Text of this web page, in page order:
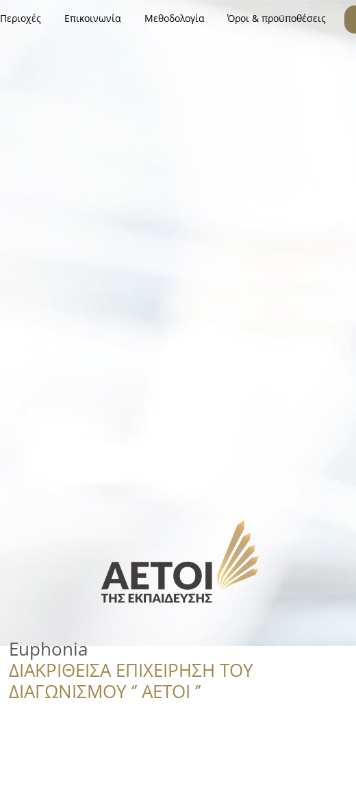
Περιοχές Επικοινωνία Μεθοδολογία Όροι & προϋποθέσεις
Εuphonia
ΔΙΑΚΡΙΘΕΙΣΑ ΕΠΙΧΕΙΡΗΣΗ ΤΟΥ
ΔΙΑΓΩΝΙΣΜΟΥ ‘’ ΑΕΤΟΙ ‘’